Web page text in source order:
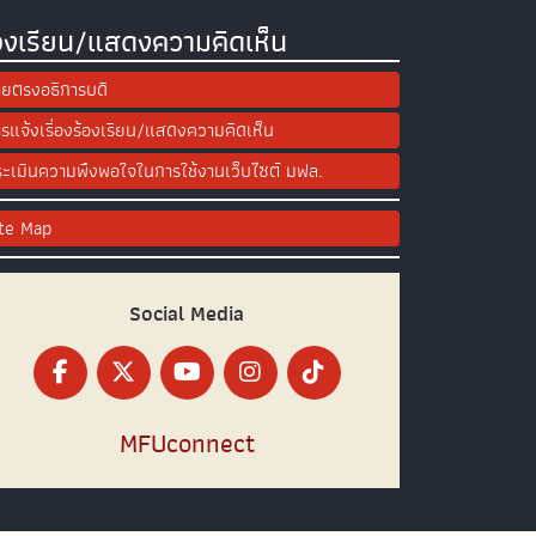
เรียน/แสดงความคิดเห็น
ตรงอธิการบดี
แจ้งเรื่องร้องเรียน/แสดงความคิดเห็น
เมินความพึงพอใจในการใช้งานเว็บไซต์ มฟล.
Map
Social Media
MFUconnect